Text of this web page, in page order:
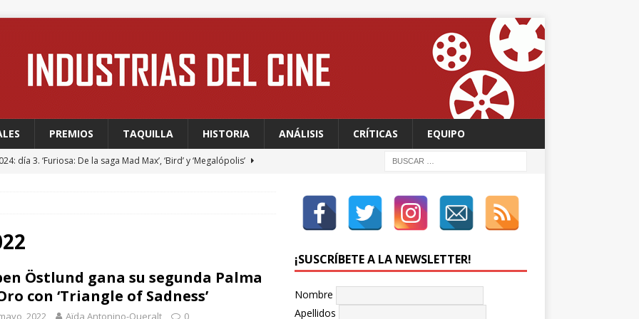
PREMIOS TAQUILLA HISTORIA ANÁLISIS CRÍTICAS EQUIPO
día 3. ‘Furiosa: De la saga Mad Max’, ‘Bird’ y ‘Megalópolis’
día 1. Quentin Dupieux inaugura el festival entre risas con
WAGNER: “Con las series, estamos hablando de una forma de
Östlund gana su segunda Palma
con ‘Triangle of Sadness’
2022 Aïda Antonino-Queralt 0
¡SUSCRÍBETE A LA NEWSLETTER!
Nombre
Apellidos